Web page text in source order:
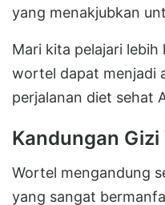
yang menakjubkan
Mari kita pelajari
wortel dapat menjadi
perjalanan diet sehat
Kandungan
Wortel mengandung
yang sangat